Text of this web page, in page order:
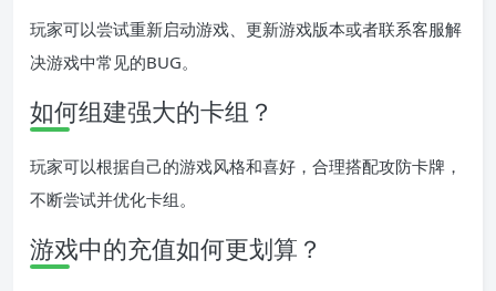
玩家可以尝试重新启动游戏、更新游戏版本或者联系客服解
决游戏中常见的BUG。
如何组建强大的卡组？
玩家可以根据自己的游戏风格和喜好，合理搭配攻防卡牌，
不断尝试并优化卡组。
游戏中的充值如何更划算？